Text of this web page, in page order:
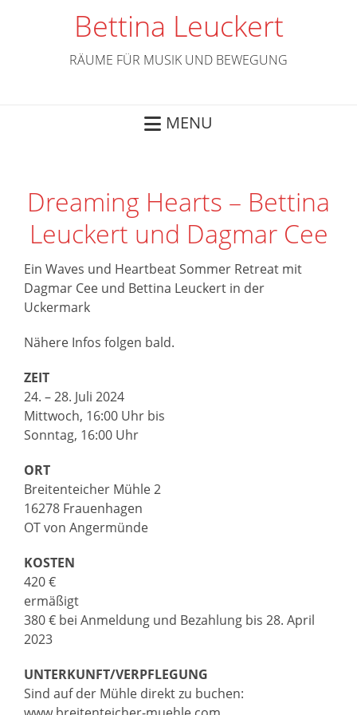
Bettina Leuckert
RÄUME FÜR MUSIK UND BEWEGUNG
MENU
Dreaming Hearts – Bettina
Leuckert und Dagmar Cee
Ein Waves und Heartbeat Sommer Retreat mit
Dagmar Cee und Bettina Leuckert in der
Uckermark
Nähere Infos folgen bald.
ZEIT
24. – 28. Juli 2024
Mittwoch, 16:00 Uhr bis
Sonntag, 16:00 Uhr
ORT
Breitenteicher Mühle 2
16278 Frauenhagen
OT von Angermünde
KOSTEN
420 €
ermäßigt
380 € bei Anmeldung und Bezahlung bis 28. April
2023
UNTERKUNFT/VERPFLEGUNG
Sind auf der Mühle direkt zu buchen: